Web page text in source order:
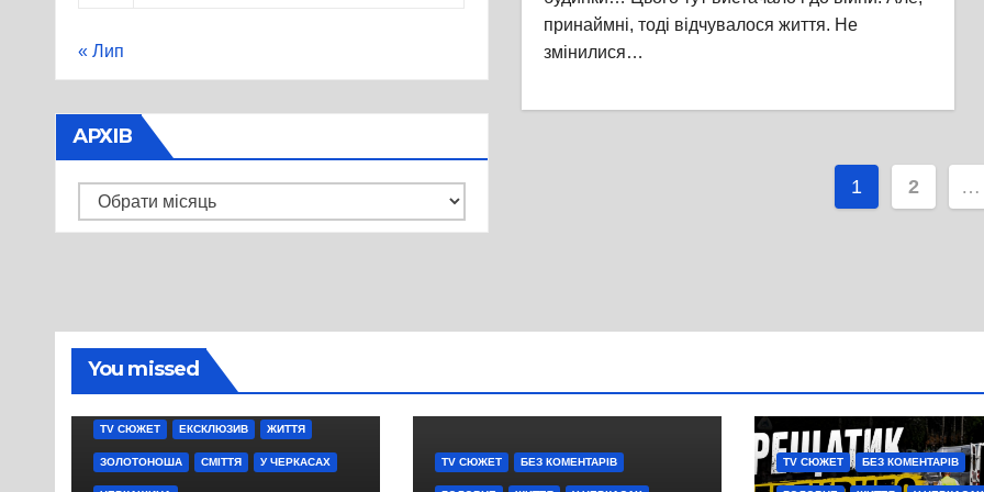
« Лип
АРХІВ
Архів
принаймні, тоді відчувалося життя. Не
змінилися…
Пагінація
1 2 …
You missed
TV СЮЖЕТ ЕКСКЛЮЗИВ ЖИТТЯ
ЗОЛОТОНОША СМІТТЯ У ЧЕРКАСАХ TV СЮЖЕТ БЕЗ КОМЕНТАРІВ TV СЮЖЕТ БЕЗ КОМЕНТАРІВ